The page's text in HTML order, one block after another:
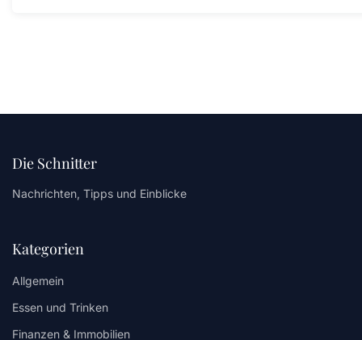
Die Schnitter
Nachrichten, Tipps und Einblicke
Kategorien
Allgemein
Essen und Trinken
Finanzen & Immobilien